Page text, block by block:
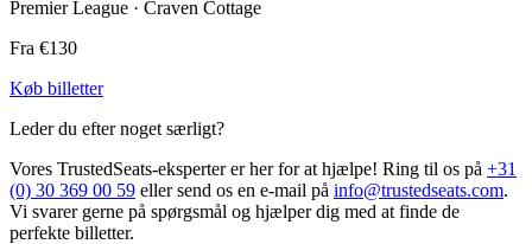
Premier League · Craven Cottage
Fra €130
Køb billetter
Leder du efter noget særligt?
Vores TrustedSeats-eksperter er her for at hjælpe! Ring til os på +31
(0) 30 369 00 59 eller send os en e-mail på info@trustedseats.com.
Vi svarer gerne på spørgsmål og hjælper dig med at finde de
perfekte billetter.